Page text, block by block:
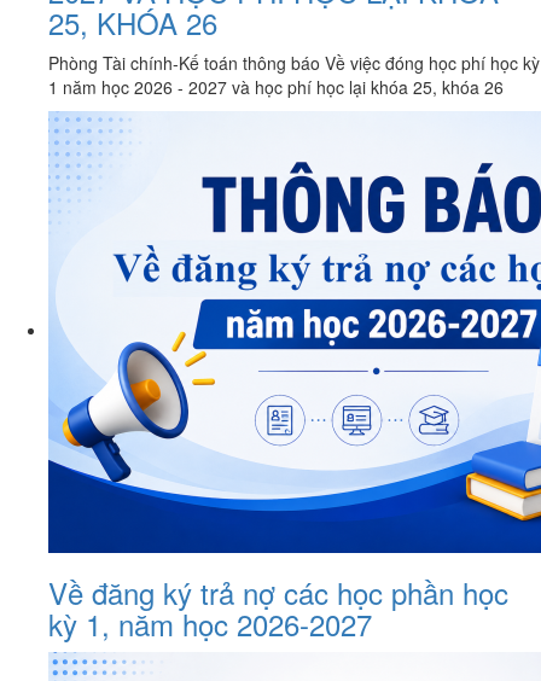
25, KHÓA 26
Phòng Tài chính-Kế toán thông báo Về việc đóng học phí học kỳ
1 năm học 2026 - 2027 và học phí học lại khóa 25, khóa 26
Về đăng ký trả nợ các học phần học
kỳ 1, năm học 2026-2027